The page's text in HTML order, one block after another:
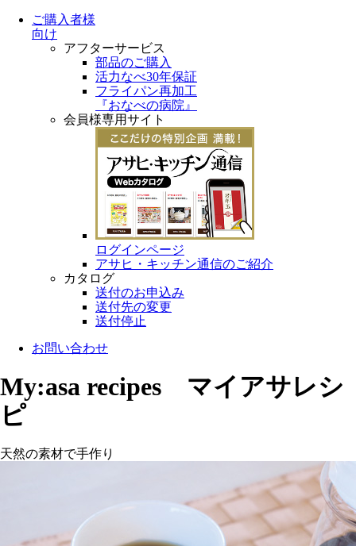
ご購入者様
向け
アフターサービス
部品のご購入
活力なべ30年保証
フライパン再加工
『おなべの病院』
会員様専用サイト
ログインページ
アサヒ・キッチン通信のご紹介
カタログ
送付のお申込み
送付先の変更
送付停止
お問い合わせ
My:asa recipes マイアサレシ
ピ
天然の素材で手作り